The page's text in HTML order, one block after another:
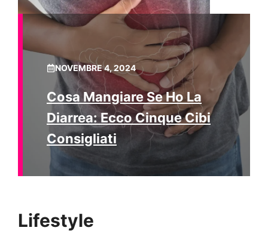
NOVEMBRE 4, 2024
Cosa Mangiare Se Ho La
Diarrea: Ecco Cinque Cibi
Consigliati
Lifestyle